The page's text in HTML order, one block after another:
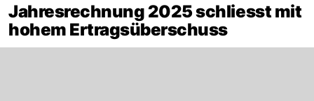
Jahresrechnung 2025 schliesst mit
hohem Ertragsüberschuss